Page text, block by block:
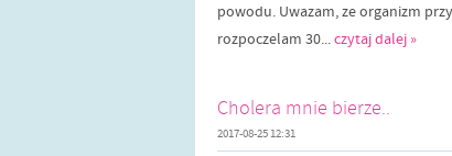
powodu. Uwazam, ze organizm
rozpoczelam 30...czytaj dalej »
Cholera mnie bierze..
2017-08-25 12:31